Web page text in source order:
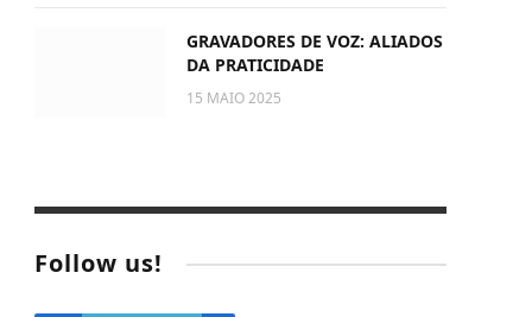
GRAVADORES DE VOZ: ALIADOS
DA PRATICIDADE
15 MAIO 2025
Follow us!